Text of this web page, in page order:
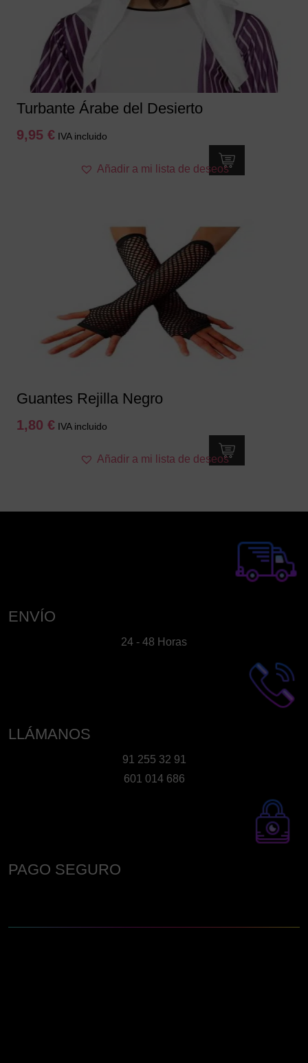
Turbante Árabe del Desierto
9,95 € IVA incluido
Añadir a mi lista de deseos
Guantes Rejilla Negro
1,80 € IVA incluido
Añadir a mi lista de deseos
ENVÍO
24 - 48 Horas
LLÁMANOS
91 255 32 91
601 014 686
PAGO SEGURO